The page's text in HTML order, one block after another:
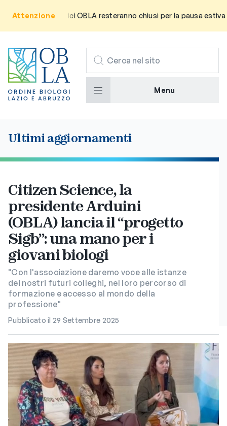
Attenzione
che gli uffici OBLA resteranno chiusi per la pausa estiva da
CERCA
Menu
Ultimi aggiornamenti
Citizen Science, la
presidente Arduini
(OBLA) lancia il “progetto
Sigb”: una mano per i
giovani biologi
"Con l'associazione daremo voce alle istanze
dei nostri futuri colleghi, nel loro percorso di
formazione e accesso al mondo della
professione"
Pubblicato il 29 Settembre 2025